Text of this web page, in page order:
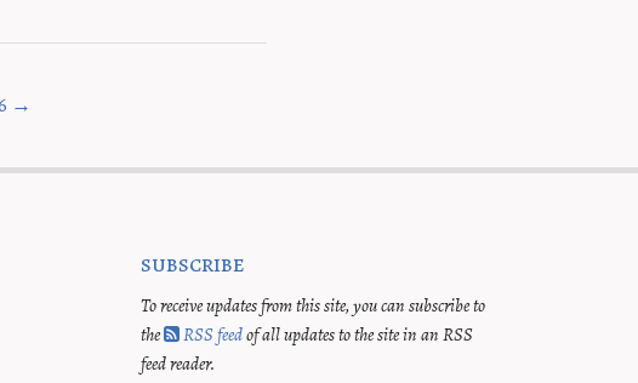
→
subscribe
To receive updates from this site, you can subscribe to
the
RSS feedof all updates to the site in an RSS
feed reader.